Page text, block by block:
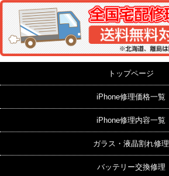
トップページ
iPhone修理価格一覧
iPhone修理内容一覧
ガラス・液晶割れ修理
バッテリー交換修理